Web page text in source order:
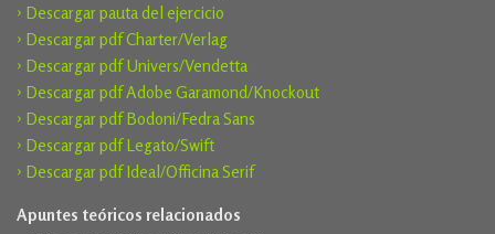
› Descargar pauta del ejercicio
› Descargar pdf Charter/Verlag
› Descargar pdf Univers/Vendetta
› Descargar pdf Adobe Garamond/Knockout
› Descargar pdf Bodoni/Fedra Sans
› Descargar pdf Legato/Swift
› Descargar pdf Ideal/Officina Serif
Apuntes teóricos relacionados